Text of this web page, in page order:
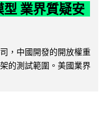
型 業界質疑安
，中國開發的開放權重
的測試範圍。美國業界